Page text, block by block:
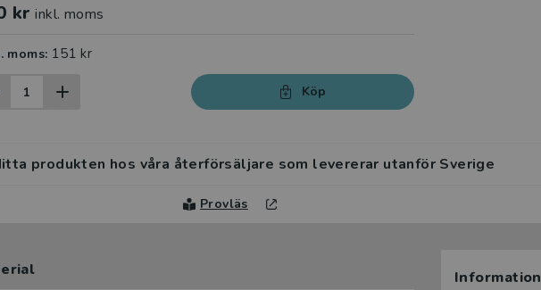
kr inkl. moms
moms: 151 kr
Köp
produkten hos våra återförsäljare som levererar utanför Sverige
Provläs
Information